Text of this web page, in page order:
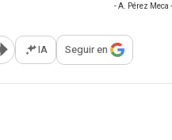
- A. Pérez
Abrir opciones para
IA Seguir en